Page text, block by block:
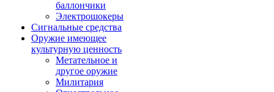
баллончики
Электрошокеры
Сигнальные средства
Оружие имеющее
культурную ценность
Метательное и
другое оружие
Милитария